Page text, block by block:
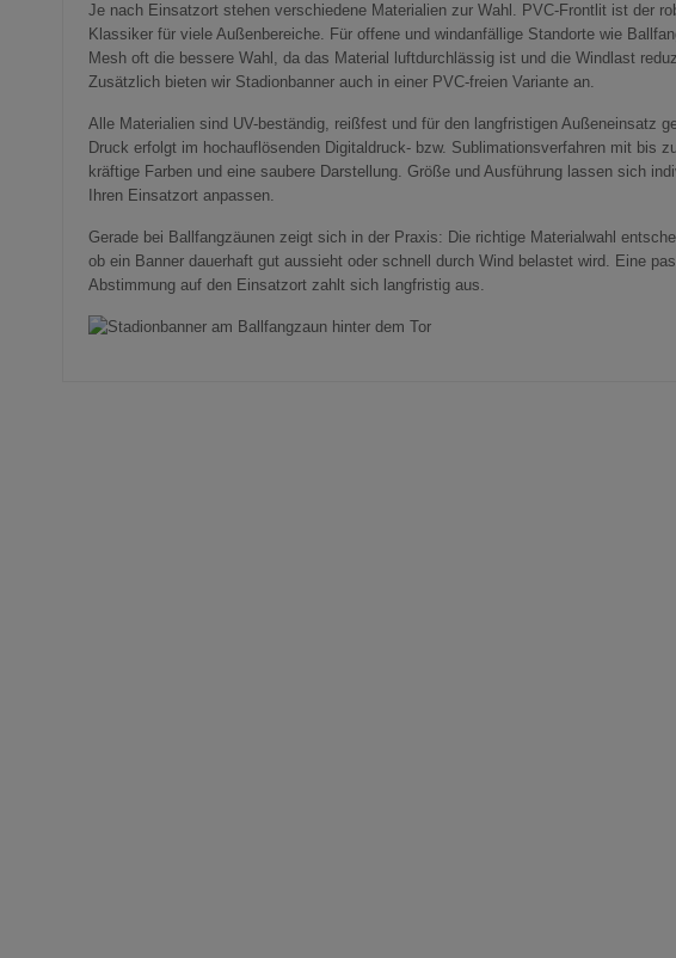
Je nach Einsatzort stehen verschiedene Materialien zur Wahl. PVC-Frontlit ist der
Klassiker für viele Außenbereiche. Für offene und windanfällige Standorte wie
Mesh oft die bessere Wahl, da das Material luftdurchlässig ist und die Windlast
Zusätzlich bieten wir Stadionbanner auch in einer PVC-freien Variante an.
Alle Materialien sind UV-beständig, reißfest und für den langfristigen Außeneinsatz
Druck erfolgt im hochauflösenden Digitaldruck- bzw. Sublimationsverfahren mit bis
kräftige Farben und eine saubere Darstellung. Größe und Ausführung lassen sich
Ihren Einsatzort anpassen.
Gerade bei Ballfangzäunen zeigt sich in der Praxis: Die richtige Materialwahl
ob ein Banner dauerhaft gut aussieht oder schnell durch Wind belastet wird. Eine
Abstimmung auf den Einsatzort zahlt sich langfristig aus.